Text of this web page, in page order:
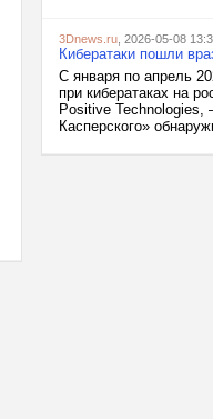
3Dnews.ru , 2026-05-08
Кибератаки пошли
С января по апрель
при кибератаках на
Positive
Касперского»